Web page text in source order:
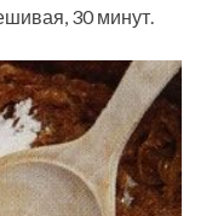
30 минут.